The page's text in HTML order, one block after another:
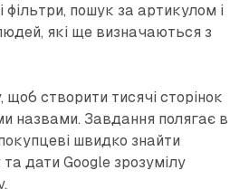
фільтри, пошук за артикулом і
які ще визначаються з
створити тисячі сторінок
назвами. Завдання полягає в
швидко знайти
дати Google зрозумілу